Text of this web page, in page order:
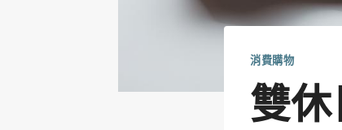
消費購物
雙